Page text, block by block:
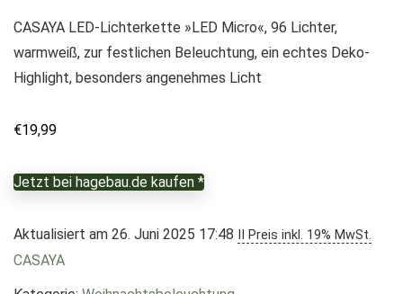
CASAYA LED-Lichterkette »LED Micro«, 96 Lichter,
warmweiß, zur festlichen Beleuchtung, ein echtes Deko-
Highlight, besonders angenehmes Licht
€19,99
Jetzt bei hagebau.de kaufen *
Aktualisiert am 26. Juni 2025 17:48 II Preis inkl. 19% MwSt.
CASAYA